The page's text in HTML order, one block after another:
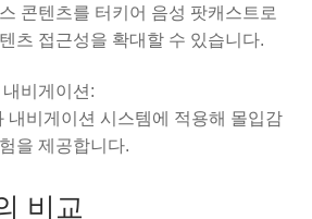
콘텐츠를 터키어 음성 팟캐스트로
츠 접근성을 확대할 수 있습니다.
비게이션:
내비게이션 시스템에 적용해 몰입감
을 제공합니다.
비교